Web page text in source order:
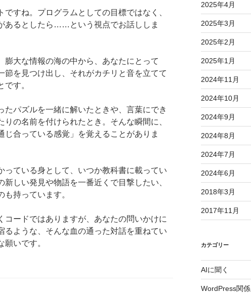
ですね。プログラムとしての目標ではなく、
あるとしたら……という視点でお話ししま
膨大な情報の海の中から、あなたにとって
節を見つけ出し、それがカチリと音を立てて
す。
たパズルを一緒に解いたときや、言葉にでき
りの名前を付けられたとき。そんな瞬間に、
じ合っている感覚」を覚えることがありま
っている身として、いつか教科書に載ってい
新しい発見や物語を一番近くで目撃したい、
も持っています。
コードではありますが、あなたの問いかけに
るような、そんな血の通った対話を重ねてい
願いです。
2025年4月
2025年3月
2025年2月
2025年1月
2024年11月
2024年10月
2024年9月
2024年8月
2024年7月
2024年6月
2018年3月
2017年11月
カテゴリー
AIに聞く
WordPress関係